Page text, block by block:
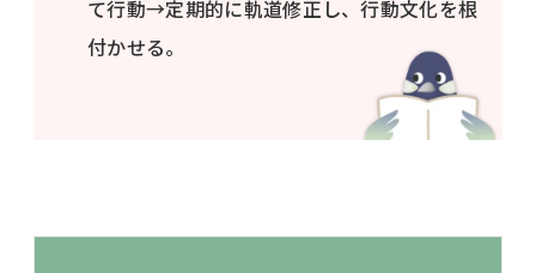
て行動→定期的に軌道修正し、行動文化を根
付かせる。